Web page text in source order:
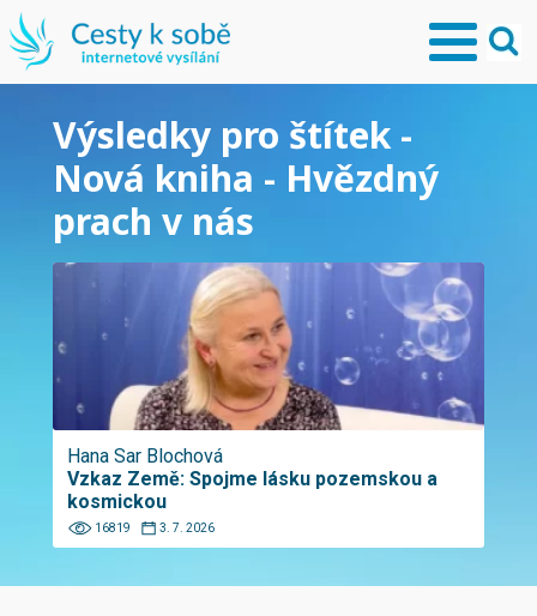
Výsledky pro štítek -
Nová kniha - Hvězdný
prach v nás
Hana Sar Blochová
Vzkaz Země: Spojme lásku pozemskou a
kosmickou
16819 3. 7. 2026